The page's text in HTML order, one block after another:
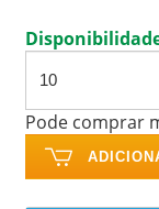
Pode comprar